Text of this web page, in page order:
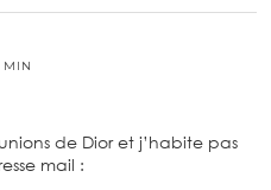
MIN
de Dior et j’habite pas
mail :